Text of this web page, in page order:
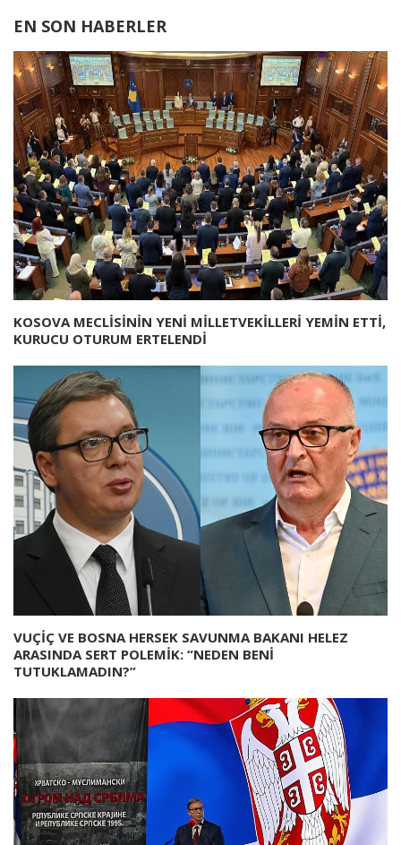
EN SON HABERLER
KOSOVA MECLİSİNİN YENİ MİLLETVEKİLLERİ YEMİN ETTİ,
KURUCU OTURUM ERTELENDİ
VUÇİÇ VE BOSNA HERSEK SAVUNMA BAKANI HELEZ
ARASINDA SERT POLEMİK: “NEDEN BENİ
TUTUKLAMADIN?”